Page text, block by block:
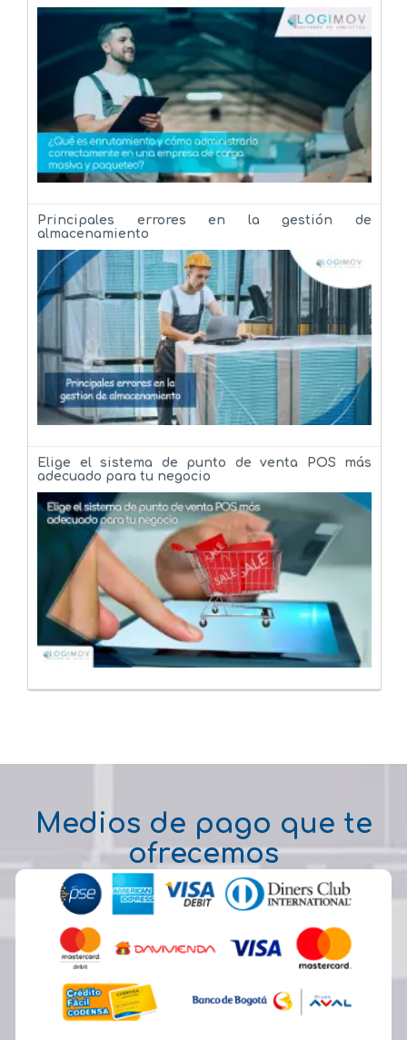
Principales errores en la gestión de
almacenamiento
Elige el sistema de punto de venta POS más
adecuado para tu negocio
Medios de pago que te
ofrecemos